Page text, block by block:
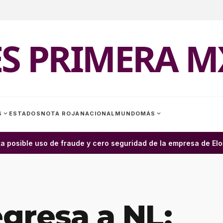
PRIMERA
expand_more ESTADOS NOTA ROJA NACIONAL MUNDOMÁS expand_more
uso de fraude y cero seguridad de la empresa de Elon